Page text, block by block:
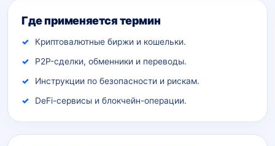
Где применяется термин
Криптовалютные биржи и кошельки.
P2P-сделки, обменники и переводы.
Инструкции по безопасности и рискам.
DeFi-сервисы и блокчейн-операции.